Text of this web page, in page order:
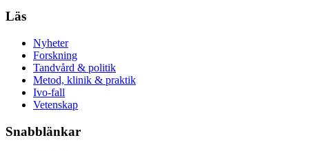
Läs
Nyheter
Forskning
Tandvård & politik
Metod, klinik & praktik
Ivo-fall
Vetenskap
Snabblänkar